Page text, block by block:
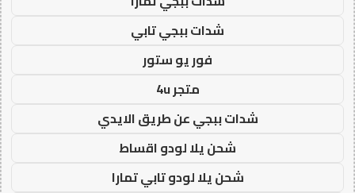
شدات ببجي تابي
فور يو ستور
متجر 4u
شدات ببجي عن طريق الايدي
شحن يلا لودو اقساط
شحن يلا لودو تابي تمارا